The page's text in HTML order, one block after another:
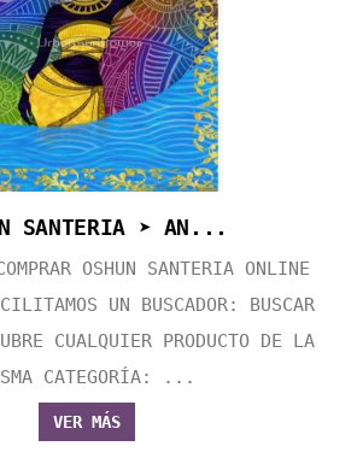
SANTERIA ➤ AN...
OSHUN SANTERIA ONLINE
UN BUSCADOR: BUSCAR
CUALQUIER PRODUCTO DE LA
CATEGORÍA: ...
VER MÁS